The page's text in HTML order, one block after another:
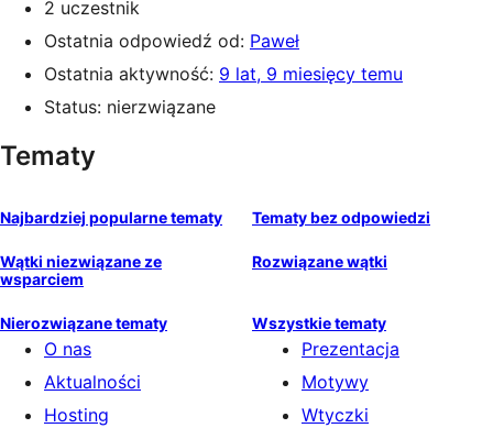
2 uczestnik
Ostatnia odpowiedź od: Paweł
Ostatnia aktywność: 9 lat, 9 miesięcy temu
Status: nierzwiązane
Tematy
Najbardziej popularne tematy Tematy bez odpowiedzi
Wątki niezwiązane ze
wsparciem
Rozwiązane wątki
Nierozwiązane tematy Wszystkie tematy
O nas
Aktualności
Hosting
Prezentacja
Motywy
Wtyczki